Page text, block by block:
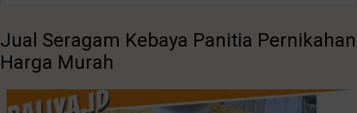
Jual Seragam Kebaya Panitia Pernikahan
Harga Murah